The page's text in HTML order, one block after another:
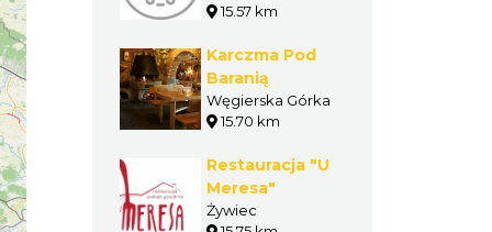
15.57 km
Karczma Pod
Baranią
Węgierska Górka
15.70 km
Restauracja "U
Meresa"
Żywiec